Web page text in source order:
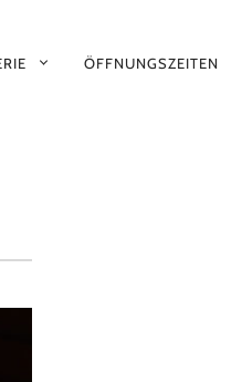
ÖFFNUNGSZEITEN